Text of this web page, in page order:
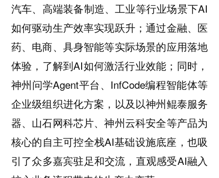
汽车、高端装备制造、工业等行业场景下AI
如何驱动生产效率实现跃升；通过金融、医
药、电商、具身智能等实际场景的应用落地
体验，了解到AI如何激活行业效能；同时，
神州问学Agent平台、InfCode编程智能体等
企业级组织进化方案，以及以神州鲲泰服务
器、山石网科芯片、神州云科安全等产品为
核心的自主可控全栈AI基础设施底座，也吸
引了众多嘉宾驻足和交流，直观感受AI融入